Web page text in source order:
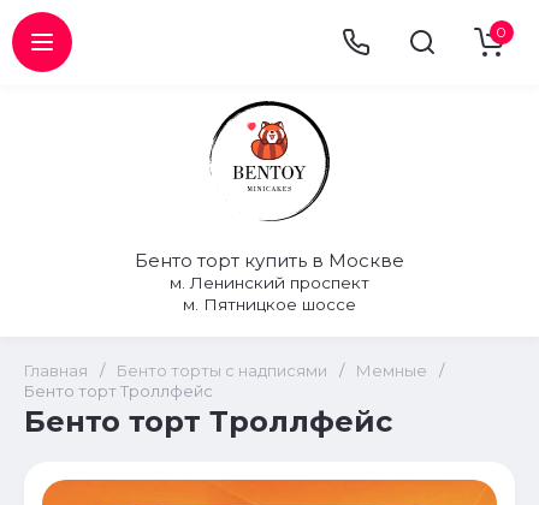
Бенто торт купить в Москве
м. Ленинский проспект
м. Пятницкое шоссе
0
Главная / Бенто торты с надписями / Мемные
/
Бенто торт Троллфейс
Бенто торт Троллфейс